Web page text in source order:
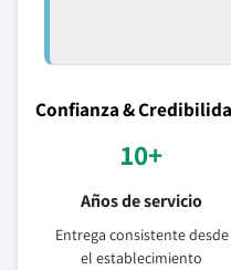
Confianza &
10+
Años de servicio
Entrega consistente desde
el establecimiento